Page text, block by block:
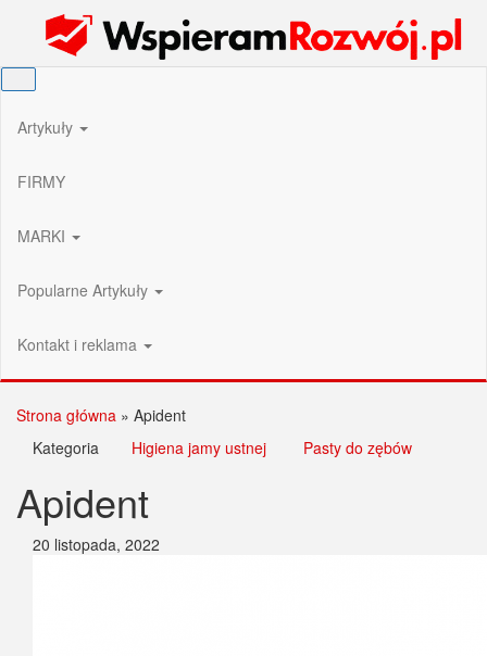
Wspieram Rozwój PL
Artykuły
FIRMY
MARKI
Popularne Artykuły
Kontakt i reklama
Strona główna » Apident
Kategoria
Higiena jamy ustnej Pasty do zębów
Apident
20 listopada, 2022